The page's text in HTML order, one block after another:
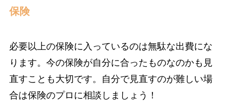
保険
必要以上の保険に入っているのは無駄な出費にな
ります。今の保険が自分に合ったものなのかも見
直すことも大切です。自分で見直すのが難しい場
合は保険のプロに相談しましょう！